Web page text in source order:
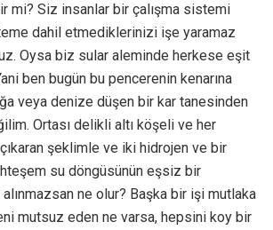
mi? Siz insanlar bir çalışma sistemi
dahil etmediklerinizi işe yaramaz
Oysa biz sular aleminde herkese eşit
ben bugün bu pencerenin kenarına
veya denize düşen bir kar tanesinden
Ortası delikli altı köşeli ve her
şeklimle ve iki hidrojen ve bir
su döngüsünün eşsiz bir
alınmazsan ne olur? Başka bir işi mutlaka
mutsuz eden ne varsa, hepsini koy bir